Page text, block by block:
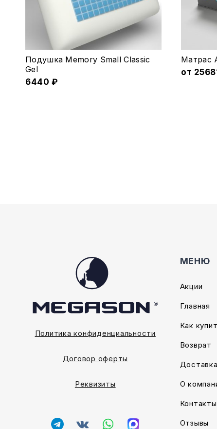
Подушка Memory Small Classic
Gel
6440 ₽
Этот
товар
Матрас
от
Политика конфиденциальности
Договор оферты
Реквизиты
МЕНЮ
Акции
Главная
Как
Возврат
Доставка
О
Контакты
Отзывы